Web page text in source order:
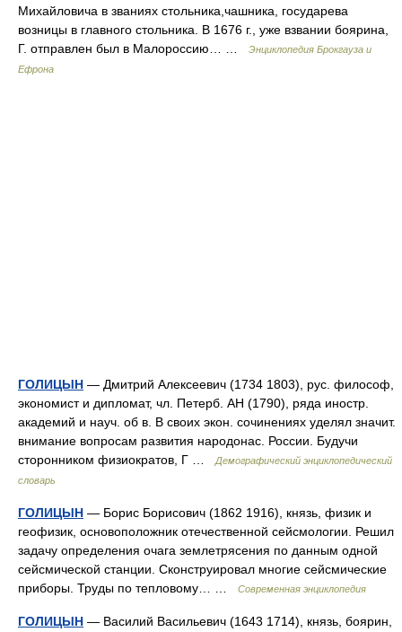
Михайловича в званиях стольника,чашника, государева
возницы в главного стольника. В 1676 г., уже взвании боярина,
Г. отправлен был в Малороссию… …
Энциклопедия Брокгауза и
Ефрона
ГОЛИЦЫН — Дмитрий Алексеевич (1734 1803), рус. философ,
экономист и дипломат, чл. Петерб. АН (1790), ряда иностр.
академий и науч. об в. В своих экон. сочинениях уделял значит.
внимание вопросам развития народонас. России. Будучи
сторонником физиократов, Г …
Демографический энциклопедический
словарь
ГОЛИЦЫН — Борис Борисович (1862 1916), князь, физик и
геофизик, основоположник отечественной сейсмологии. Решил
задачу определения очага землетрясения по данным одной
сейсмической станции. Сконструировал многие сейсмические
приборы. Труды по тепловому… …
Современная энциклопедия
ГОЛИЦЫН — Василий Васильевич (1643 1714), князь, боярин,